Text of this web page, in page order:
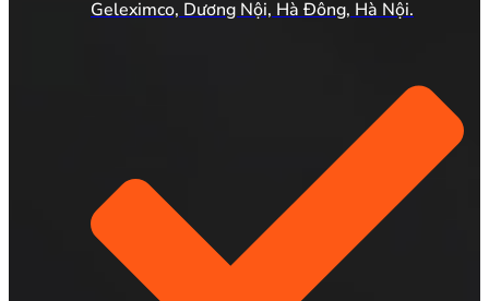
Geleximco, Dương Nội, Hà Đông, Hà Nội.